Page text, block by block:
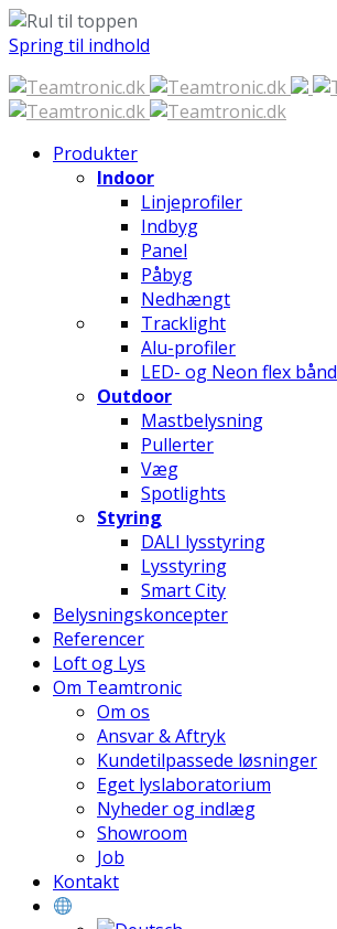
Spring til indhold
Produkter
Indoor
Linjeprofiler
Indbyg
Panel
Påbyg
Nedhængt
Tracklight
Alu-profiler
LED- og Neon flex bånd
Outdoor
Mastbelysning
Pullerter
Væg
Spotlights
Styring
DALI lysstyring
Lysstyring
Smart City
Belysningskoncepter
Referencer
Loft og Lys
Om Teamtronic
Om os
Ansvar & Aftryk
Kundetilpassede løsninger
Eget lyslaboratorium
Nyheder og indlæg
Showroom
Job
Kontakt